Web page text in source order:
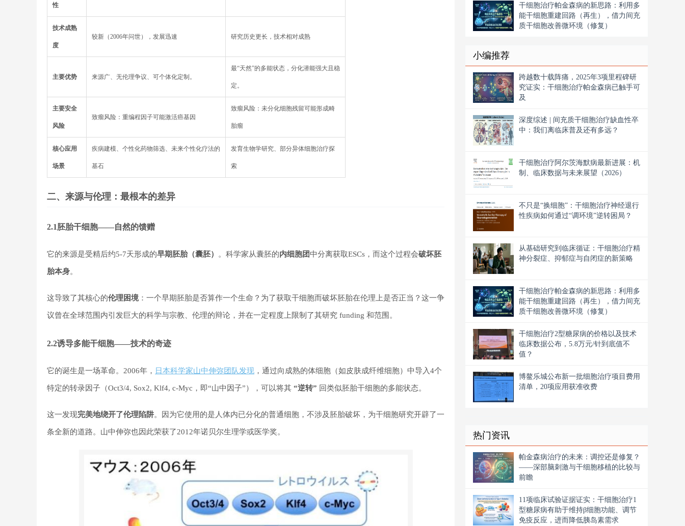
性​
​技术成熟
度​
较新（2006年问世），发展迅速 研究历史更长，技术相对成熟
主要优势 来源广、无伦理争议、可个体化定制。
最“天然”的多能状态，分化潜能强大且稳
定。
​主要安全
风险​
​​致瘤风险​​：重编程因子可能激活癌基因
​​致瘤风险​​：未分化细胞残留可能形成畸
胎瘤
​核心应用
场景​
疾病建模、个性化药物筛选、未来个性化疗法的
基石
发育生物学研究、部分异体细胞治疗探
索
二、来源与伦理：最根本的差异
2.1胚胎干细胞——自然的馈赠
它的来源是受精后约5-7天形成的早期胚胎（囊胚） 。科学家从囊胚的内细胞团中分离获取ESCs，而这个过程会破坏胚
胎本身。
这导致了其核心的伦理困境：一个早期胚胎是否算作一个生命？为了获取干细胞而破坏胚胎在伦理上是否正当？这一争
议曾在全球范围内引发巨大的科学与宗教、伦理的辩论，并在一定程度上限制了其研究 funding 和范围。
2.2诱导多能干细胞——技术的奇迹
它的诞生是一场革命。2006年， 日本科学家山中伸弥团队发现 ，通过向成熟的体细胞（如皮肤成纤维细胞）中导入4个
特定的转录因子（Oct3/4, Sox2, Klf4, c-Myc，即“山中因子”），可以将其 “逆转” 回类似胚胎干细胞的多能状态。
这一发现完美地绕开了伦理陷阱。因为它使用的是人体内已分化的普通细胞，不涉及胚胎破坏，为干细胞研究开辟了一
条全新的道路。山中伸弥也因此荣获了2012年诺贝尔生理学或医学奖。
干细胞治疗帕金森病的新思路：利用多
能干细胞重建回路（再生），借力间充
质干细胞改善微环境（修复）
小编推荐
跨越数十载阵痛，2025年3项里程碑研
究证实：干细胞治疗帕金森病已触手可
及
深度综述 | 间充质干细胞治疗缺血性卒
中：我们离临床普及还有多远？
干细胞治疗阿尔茨海默病最新进展：机
制、临床数据与未来展望（2026）
不只是“换细胞”：干细胞治疗神经退行
性疾病如何通过“调环境”逆转困局？
从基础研究到临床循证：干细胞治疗精
神分裂症、抑郁症与自闭症的新策略
干细胞治疗帕金森病的新思路：利用多
能干细胞重建回路（再生），借力间充
质干细胞改善微环境（修复）
干细胞治疗2型糖尿病的价格以及技术
临床数据公布，5.8万元/针到底值不
值？
博鳌乐城公布新一批细胞治疗项目费用
清单，20项应用获准收费
热门资讯
帕金森病治疗的未来：调控还是修复？
——深部脑刺激与干细胞移植的比较与
前瞻
11项临床试验证据证实：干细胞治疗1
型糖尿病有助于维持β细胞功能、调节
免疫反应，进而降低胰岛素需求